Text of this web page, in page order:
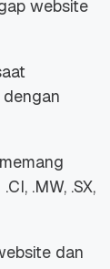
website
.MW, .SX,
dan